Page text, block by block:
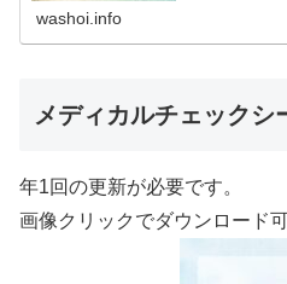
（12.19更新
washoi.info
メディカルチェックシ
年1回の更新が必要です。
画像クリックでダウンロード可